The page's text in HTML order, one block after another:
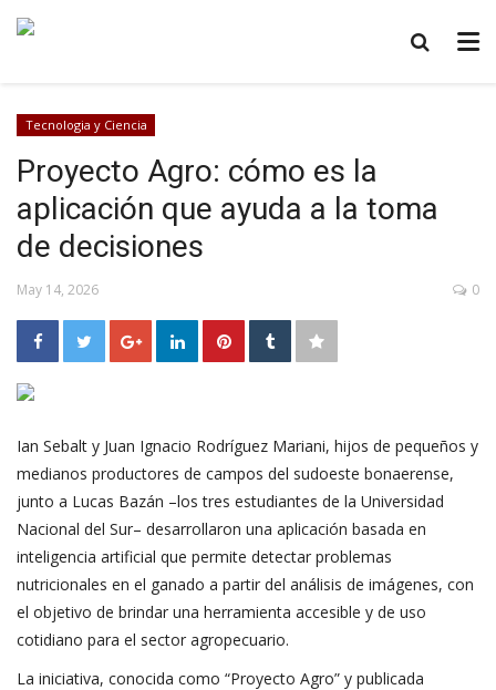
Tecnologia y Ciencia
Proyecto Agro: cómo es la
aplicación que ayuda a la toma
de decisiones
May 14, 2026 0
Ian Sebalt y Juan Ignacio Rodríguez Mariani, hijos de pequeños y
medianos productores de campos del sudoeste bonaerense,
junto a Lucas Bazán –los tres estudiantes de la Universidad
Nacional del Sur– desarrollaron una aplicación basada en
inteligencia artificial que permite detectar problemas
nutricionales en el ganado a partir del análisis de imágenes, con
el objetivo de brindar una herramienta accesible y de uso
cotidiano para el sector agropecuario.
La iniciativa, conocida como “Proyecto Agro” y publicada